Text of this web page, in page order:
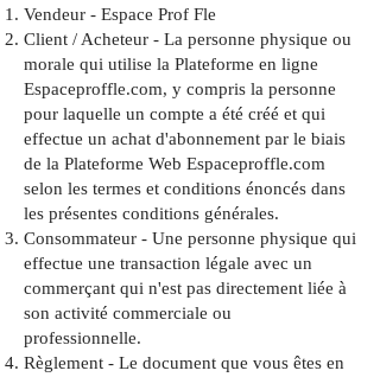
Vendeur - Espace Prof Fle
Client / Acheteur - La personne physique ou
morale qui utilise la Plateforme en ligne
Espaceproffle.com, y compris la personne
pour laquelle un compte a été créé et qui
effectue un achat d'abonnement par le biais
de la Plateforme Web Espaceproffle.com
selon les termes et conditions énoncés dans
les présentes conditions générales.
Consommateur - Une personne physique qui
effectue une transaction légale avec un
commerçant qui n'est pas directement liée à
son activité commerciale ou
professionnelle.
Règlement - Le document que vous êtes en